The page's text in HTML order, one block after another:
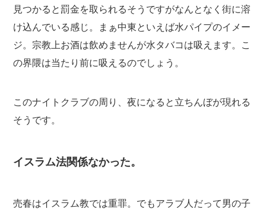
見つかると罰金を取られるそうですがなんとなく街に溶
け込んでいる感じ。まぁ中東といえば水パイプのイメー
ジ。宗教上お酒は飲めませんが水タバコは吸えます。こ
の界隈は当たり前に吸えるのでしょう。
このナイトクラブの周り、夜になると立ちんぼが現れる
そうです。
イスラム法関係なかった。
売春はイスラム教では重罪。でもアラブ人だって男の子